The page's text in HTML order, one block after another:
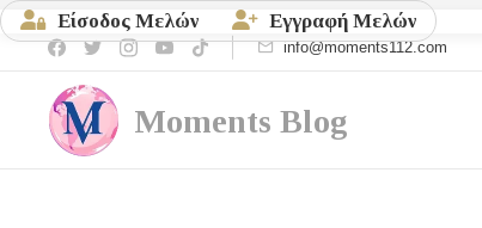
Είσοδος Μελών Εγγραφή Μελών
info@moments112.com
Moments Blog